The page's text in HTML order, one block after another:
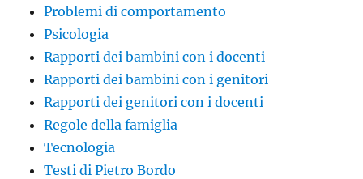
Problemi di comportamento
Psicologia
Rapporti dei bambini con i docenti
Rapporti dei bambini con i genitori
Rapporti dei genitori con i docenti
Regole della famiglia
Tecnologia
Testi di Pietro Bordo